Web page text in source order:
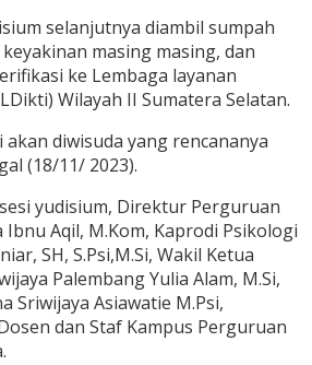
selanjutnya diambil sumpah
masing masing, dan
ke Lembaga layanan
Wilayah II Sumatera Selatan.
akan diwisuda yang rencananya
(18/11/ 2023).
yudisium, Direktur Perguruan
Aqil, M.Kom, Kaprodi Psikologi
SH, S.Psi,M.Si, Wakil Ketua
Palembang Yulia Alam, M.Si,
Sriwijaya Asiawatie M.Psi,
dan Staf Kampus Perguruan